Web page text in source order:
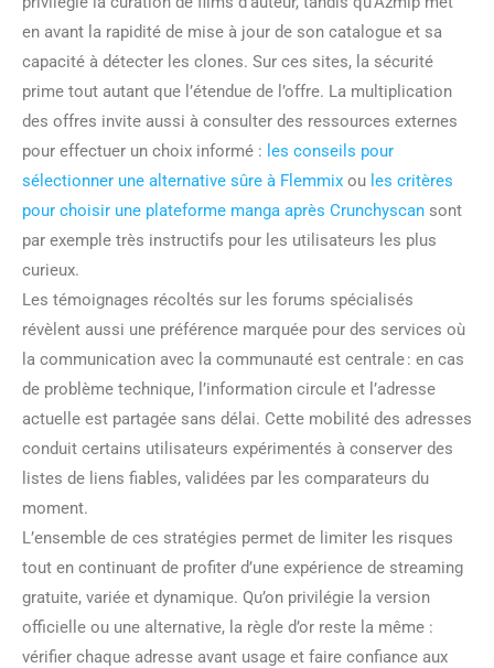
en avant la rapidité de mise à jour de son catalogue et sa
capacité à détecter les clones. Sur ces sites, la sécurité
prime tout autant que l’étendue de l’offre. La multiplication
des offres invite aussi à consulter des ressources externes
pour effectuer un choix informé : les conseils pour
sélectionner une alternative sûre à Flemmix ou les critères
pour choisir une plateforme manga après Crunchyscan sont
par exemple très instructifs pour les utilisateurs les plus
curieux.
Les témoignages récoltés sur les forums spécialisés
révèlent aussi une préférence marquée pour des services où
la communication avec la communauté est centrale : en cas
de problème technique, l’information circule et l’adresse
actuelle est partagée sans délai. Cette mobilité des adresses
conduit certains utilisateurs expérimentés à conserver des
listes de liens fiables, validées par les comparateurs du
moment.
L’ensemble de ces stratégies permet de limiter les risques
tout en continuant de profiter d’une expérience de streaming
gratuite, variée et dynamique. Qu’on privilégie la version
officielle ou une alternative, la règle d’or reste la même :
vérifier chaque adresse avant usage et faire confiance aux